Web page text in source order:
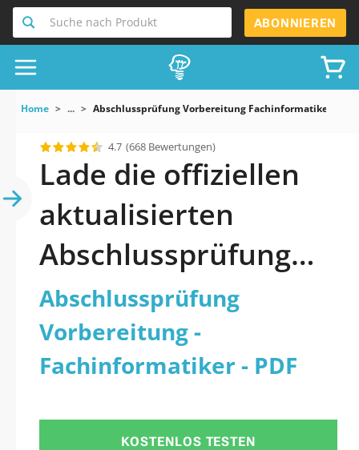
Suche nach Produkt ABONNIEREN
Home ... Abschlussprüfung Vorbereitung Fachinformatiker
4.7 (668 Bewertungen)
Lade die offiziellen
aktualisierten
Abschlussprüfung
Vorbereitung -
Fachinformatiker
Quiz 2026 PDF
herunter
Abschlussprüfung
Vorbereitung -
Fachinformatiker - PDF
KOSTENLOS TESTEN